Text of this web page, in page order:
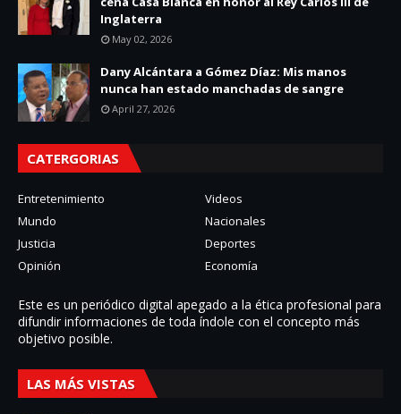
Inglaterra
May 02, 2026
Dany Alcántara a Gómez Díaz: Mis manos
nunca han estado manchadas de sangre
April 27, 2026
CATERGORIAS
Entretenimiento
Videos
Mundo
Nacionales
Justicia
Deportes
Opinión
Economía
Este es un periódico digital apegado a la ética profesional para
difundir informaciones de toda í­ndole con el concepto más
objetivo posible.
LAS MÁS VISTAS